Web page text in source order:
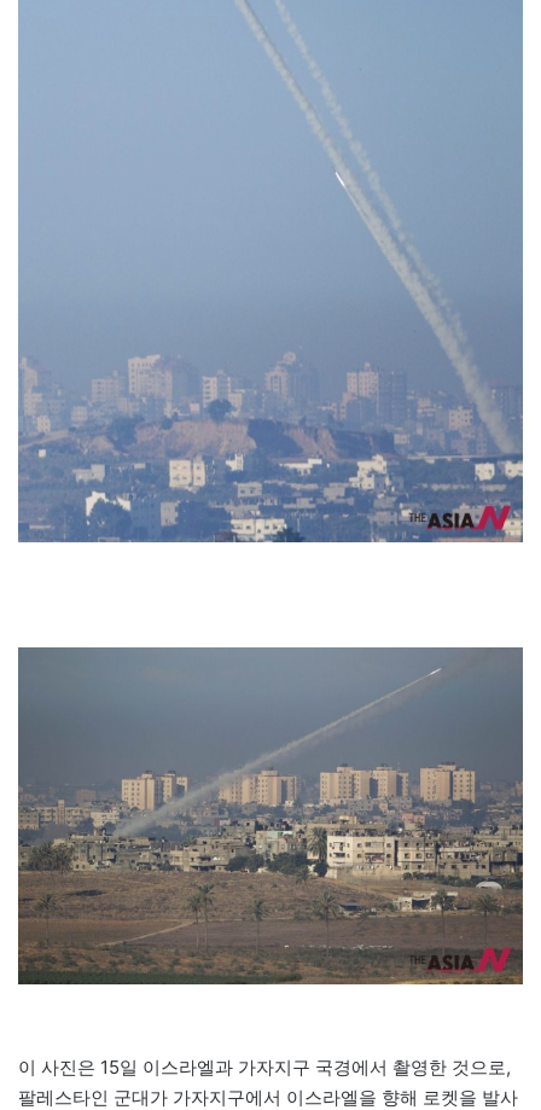
이 사진은 15일 이스라엘과 가자지구 국경에서 촬영한 것으로,
팔레스타인 군대가 가자지구에서 이스라엘을 향해 로켓을 발사